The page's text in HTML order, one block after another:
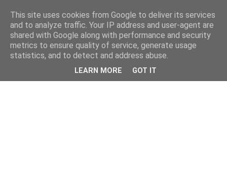
This site uses cookies from Google to deliver its services
and to analyze traffic. Your IP address and user-agent are
shared with Google along with performance and security
metrics to ensure quality of service, generate usage
statistics, and to detect and address abuse.
LEARN MORE GOT IT